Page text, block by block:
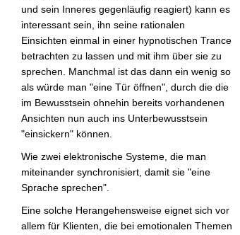
und sein Inneres gegenläufig reagiert) kann es
interessant sein, ihn seine rationalen
Einsichten einmal in einer hypnotischen Trance
betrachten zu lassen und mit ihm über sie zu
sprechen. Manchmal ist das dann ein wenig so
als würde man "eine Tür öffnen", durch die die
im Bewusstsein ohnehin bereits vorhandenen
Ansichten nun auch ins Unterbewusstsein
"einsickern" können.
Wie zwei elektronische Systeme, die man
miteinander synchronisiert, damit sie "eine
Sprache sprechen".
Eine solche Herangehensweise eignet sich vor
allem für Klienten, die bei emotionalen Themen